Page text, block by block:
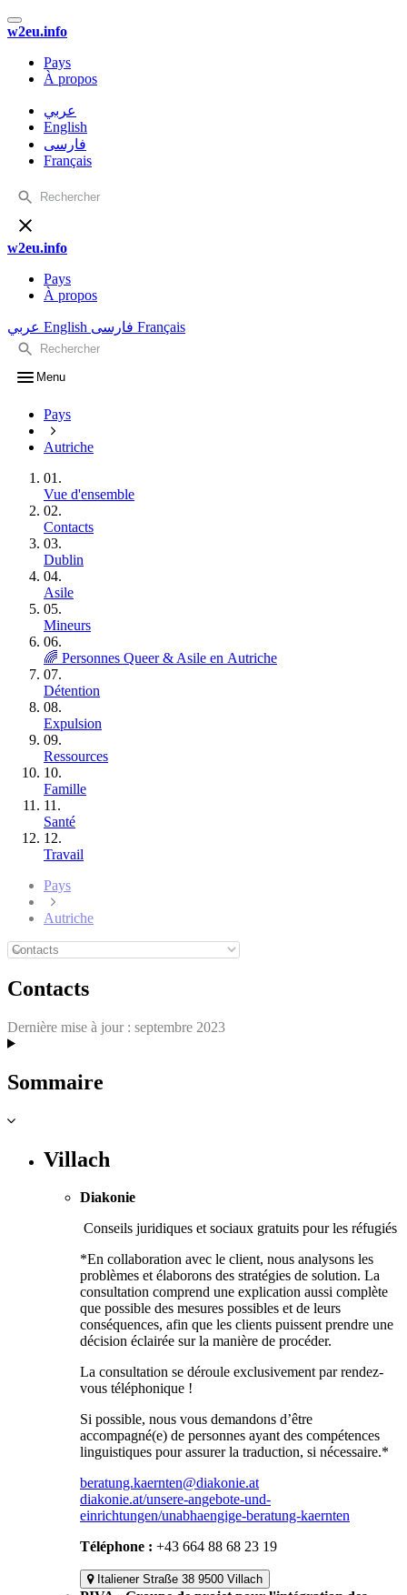
w2eu.info
Pays
À propos
عربي
English
فارسی
Français
w2eu.info
Pays
À propos
عربي English فارسی Français
Menu
Pays
Autriche
01.
Vue d'ensemble
02.
Contacts
03.
Dublin
04.
Asile
05.
Mineurs
06.
🌈 Personnes Queer & Asile en Autriche
07.
Détention
08.
Expulsion
09.
Ressources
10.
Famille
11.
Santé
12.
Travail
Pays
Autriche
Contacts
Dernière mise à jour : septembre 2023
Sommaire
Villach
Diakonie
Conseils juridiques et sociaux gratuits pour les réfugiés
*En collaboration avec le client, nous analysons les
problèmes et élaborons des stratégies de solution. La
consultation comprend une explication aussi complète
que possible des mesures possibles et de leurs
conséquences, afin que les clients puissent prendre une
décision éclairée sur la manière de procéder.
La consultation se déroule exclusivement par rendez-
vous téléphonique !
Si possible, nous vous demandons d’être
accompagné(e) de personnes ayant des compétences
linguistiques pour assurer la traduction, si nécessaire.*
beratung.kaernten@diakonie.at
diakonie.at/unsere-angebote-und-
einrichtungen/unabhaengige-beratung-kaernten
Téléphone : +43 664 88 68 23 19
Italiener Straße 38 9500 Villach